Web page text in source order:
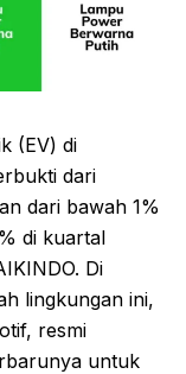
(EV) di
dari
dari bawah 1%
di kuartal
Di
lingkungan ini,
resmi
untuk